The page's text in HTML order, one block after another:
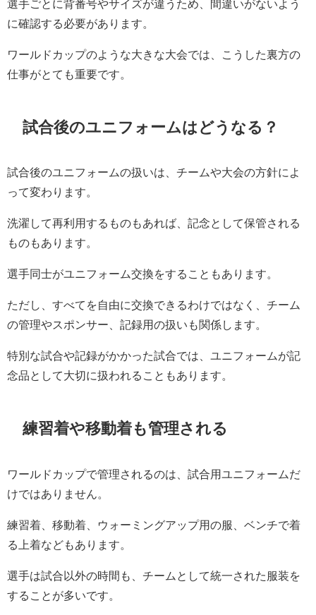
選手ごとに背番号やサイズが違うため、間違いがないよう
に確認する必要があります。
ワールドカップのような大きな大会では、こうした裏方の
仕事がとても重要です。
試合後のユニフォームはどうなる？
試合後のユニフォームの扱いは、チームや大会の方針によ
って変わります。
洗濯して再利用するものもあれば、記念として保管される
ものもあります。
選手同士がユニフォーム交換をすることもあります。
ただし、すべてを自由に交換できるわけではなく、チーム
の管理やスポンサー、記録用の扱いも関係します。
特別な試合や記録がかかった試合では、ユニフォームが記
念品として大切に扱われることもあります。
練習着や移動着も管理される
ワールドカップで管理されるのは、試合用ユニフォームだ
けではありません。
練習着、移動着、ウォーミングアップ用の服、ベンチで着
る上着などもあります。
選手は試合以外の時間も、チームとして統一された服装を
することが多いです。